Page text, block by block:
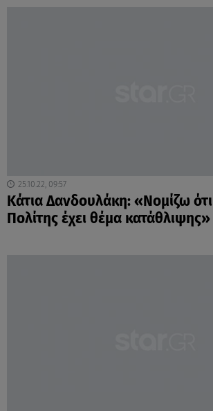
25.10.22, 09:57
Κάτια Δανδουλάκη: «Νομίζω
Πολίτης έχει θέμα κατάθλιψης»